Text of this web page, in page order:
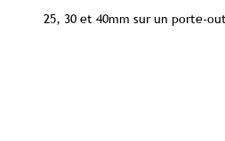
25, 30 et 40mm sur un porte-